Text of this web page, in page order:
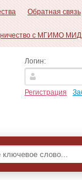
Обратная связь
с МГИМО МИД
Логин:
Регистрация